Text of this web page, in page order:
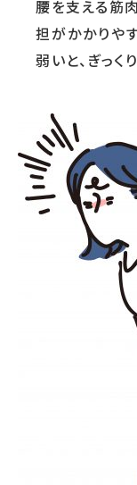
腰を支える筋
担がかかりや
弱いと、ぎっく